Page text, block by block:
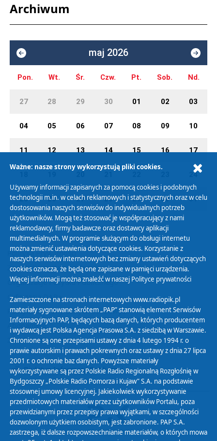
Archiwum
maj 2026
Pon. Wt. Śr. Czw. Pt. Sob. Nd.
27 28 29 30 01 02 03
04 05 06 07 08 09 10
11 12 13 14 15 16 17
24
25 26 27 28 29 30 31
Polityka Prywatności
Zasady korzystania z Serwisu
Organizacje Pożytku Publicznego
Cyfryzacja DAB+
Polityka ochrony danych osobowych
Abonament
Zamówienia publiczne
Biuletyn Informacji Publicznej
Ważne: nasze strony wykorzystują pliki cookies.
Używamy informacji zapisanych za pomocą cookies i podobnych
technologii m.in. w celach reklamowych i statystycznych oraz w celu
dostosowania naszych serwisów do indywidualnych potrzeb
użytkowników. Mogą też stosować je współpracujący z nami
reklamodawcy, firmy badawcze oraz dostawcy aplikacji
multimedialnych. W programie służącym do obsługi internetu
można zmienić ustawienia dotyczące cookies. Korzystanie z
naszych serwisów internetowych bez zmiany ustawień dotyczących
cookies oznacza, że będą one zapisane w pamięci urządzenia.
Więcej informacji można znaleźć w naszej Polityce prywatności
Zamieszczone na stronach internetowych www.radiopik.pl
materiały sygnowane skrótem „PAP” stanowią element Serwisów
Informacyjnych PAP, będących bazą danych, których producentem
i wydawcą jest Polska Agencja Prasowa S.A. z siedzibą w Warszawie.
Chronione są one przepisami ustawy z dnia 4 lutego 1994 r. o
prawie autorskim i prawach pokrewnych oraz ustawy z dnia 27 lipca
2001 r. o ochronie baz danych. Powyższe materiały
wykorzystywane są przez Polskie Radio Regionalną Rozgłośnię w
Bydgoszczy „Polskie Radio Pomorza i Kujaw” S.A. na podstawie
stosownej umowy licencyjnej. Jakiekolwiek wykorzystywanie
przedmiotowych materiałów przez użytkowników Portalu, poza
przewidzianymi przez przepisy prawa wyjątkami, w szczególności
dozwolonym użytkiem osobistym, jest zabronione. PAP S.A.
zastrzega, iż dalsze rozpowszechnianie materiałów, o których mowa